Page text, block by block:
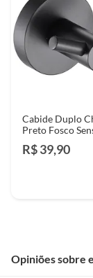
Cabide Duplo
Preto Fosco
R$ 39,90
Opiniões sobre